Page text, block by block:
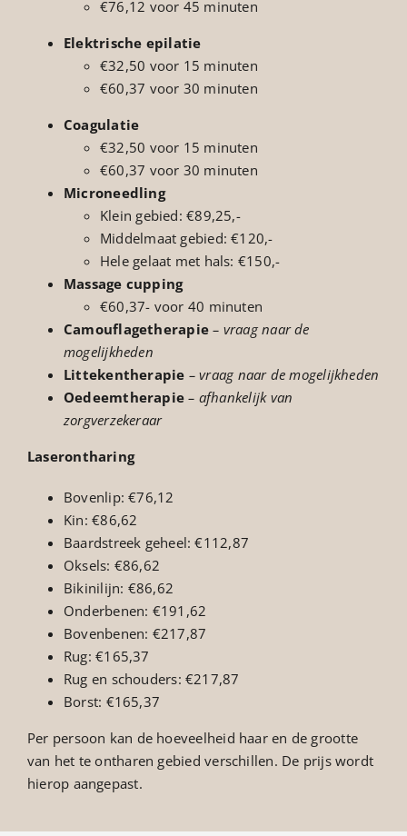
€76,12 voor 45 minuten
Elektrische epilatie
€32,50 voor 15 minuten
€60,37 voor 30 minuten
Coagulatie
€32,50 voor 15 minuten
€60,37 voor 30 minuten
Microneedling
Klein gebied: €89,25,-
Middelmaat gebied: €120,-
Hele gelaat met hals: €150,-
Massage cupping
€60,37- voor 40 minuten
Camouflagetherapie – vraag naar de
mogelijkheden
Littekentherapie – vraag naar de mogelijkheden
Oedeemtherapie – afhankelijk van
zorgverzekeraar
Laserontharing
Bovenlip: €76,12
Kin: €86,62
Baardstreek geheel: €112,87
Oksels: €86,62
Bikinilijn: €86,62
Onderbenen: €191,62
Bovenbenen: €217,87
Rug: €165,37
Rug en schouders: €217,87
Borst: €165,37
Per persoon kan de hoeveelheid haar en de grootte
van het te ontharen gebied verschillen. De prijs wordt
hierop aangepast.